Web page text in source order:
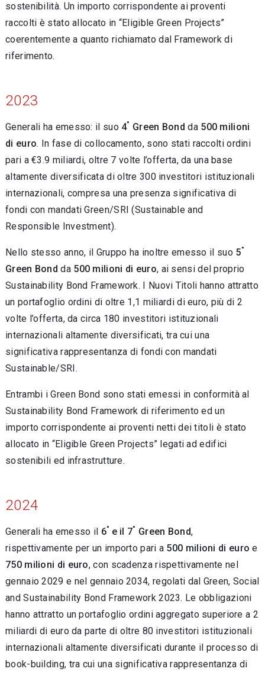
sostenibilità. Un importo corrispondente ai proventi
raccolti è stato allocato in “Eligible Green Projects”
coerentemente a quanto richiamato dal Framework di
riferimento.
2023
Generali ha emesso: il suo 4° Green Bondda 500 milioni
di euro. In fase di collocamento, sono stati raccolti ordini
pari a €3.9 miliardi, oltre 7 volte l’offerta, da una base
altamente diversificata di oltre 300 investitori istituzionali
internazionali, compresa una presenza significativa di
fondi con mandati Green/SRI (Sustainable and
Responsible Investment).
Nello stesso anno, il Gruppo ha inoltre emesso il suo 5°
Green Bond da 500 milioni di euro, ai sensi del proprio
Sustainability Bond Framework. I Nuovi Titoli hanno attratto
un portafoglio ordini di oltre 1,1 miliardi di euro, più di 2
volte l’offerta, da circa 180 investitori istituzionali
internazionali altamente diversificati, tra cui una
significativa rappresentanza di fondi con mandati
Sustainable/SRI.
Entrambi i Green Bond sono stati emessi in conformità al
Sustainability Bond Framework di riferimento ed un
importo corrispondente ai proventi netti dei titoli è stato
allocato in “Eligible Green Projects” legati ad edifici
sostenibili ed infrastrutture.
2024
Generali ha emesso il 6° e il 7° Green Bond,
rispettivamente per un importo pari a 500 milioni di euro e
750 milioni di euro, con scadenza rispettivamente nel
gennaio 2029 e nel gennaio 2034, regolati dal Green, Social
and Sustainability Bond Framework 2023. Le obbligazioni
hanno attratto un portafoglio ordini aggregato superiore a 2
miliardi di euro da parte di oltre 80 investitori istituzionali
internazionali altamente diversificati durante il processo di
book-building, tra cui una significativa rappresentanza di